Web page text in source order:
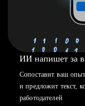
ИИ напишет за
Сопоставит ваш
и предложит текст,
работодателей